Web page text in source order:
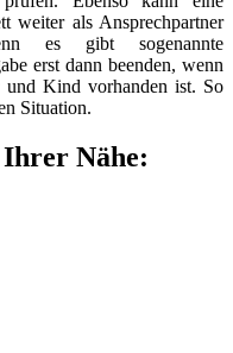
weiter als Ansprechpartner
es gibt sogenannte
erst dann beenden, wenn
Kind vorhanden ist. So
Situation.
Nähe: